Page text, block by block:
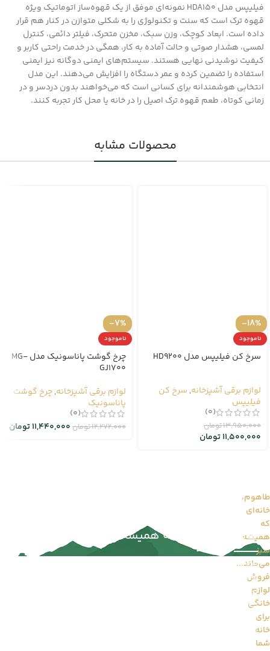
فیلیپس مدل HDA150 نمونه‌ای موفق از یک قهوه‌ساز اتوماتیک ویژه
قهوه ترک است که سنت و تکنولوژی را به شکلی متوازن در کنار هم قرار
داده است. ابعاد کوچک، وزن سبک، مخزن متحرک، فیلتر دائمی، کنترل
لمسی، هشدار صوتی و حالت آماده به کار، همگی در خدمت راحتی کاربر و
کیفیت نوشیدنی نهایی هستند. سیستم‌های ایمنی دوگانه نیز ایمنی
استفاده را تضمین کرده و عمر دستگاه را افزایش می‌دهند. این مدل
انتخابی هوشمندانه برای کسانی است که می‌خواهند بدون دردسر و در
زمانی کوتاه، طعم قهوه ترک اصیل را در خانه یا محل کار تجربه کنند.
محصولات مشابه
-18%
ناموجود
سرخ کن فیلیپس مدل HD9200
لوازم برقی آشپزخانه, سرخ کن
فیلیپس
(0)
13,950,000تومان
11,500,000تومان
-7%
ناموجود
چرخ گوشت پاناسونیک مدل MG-
GJ1700
لوازم برقی آشپزخانه,چرخ گوشت
پاناسونیک
(0)
12,272,000تومان 11,440,000تومان
طاهوم،
خانه‌ای
که
همیشه
سبز
می‌ماند...
فروش
لوازم
خانگی
برای
خانه
شما
طاهوم را بیشتر بشناسید...
طاهوم | خانه‌ای که همیشه سبز می‌ماند
فروشگاه آنلاین “طاهوم” با هدف ایجاد تحولی نوین در فرآیند خرید
لوازم خانگی و صوتی و تصویری، فعالیت خود را آغاز کرده است. ما بر
این باوریم که خانه نه‌تنها فضایی برای زندگی، بلکه مکانی برای آرامش،
زیبایی و خلاقیت است. از این رو، مأموریت خود را ارائه‌ی محصولاتی
باکیفیت از برندهای معتبر جهانی و داخلی قرار داده‌ایم تا تجربه‌ای
متفاوت را به مشتریانمان هدیه دهیم.